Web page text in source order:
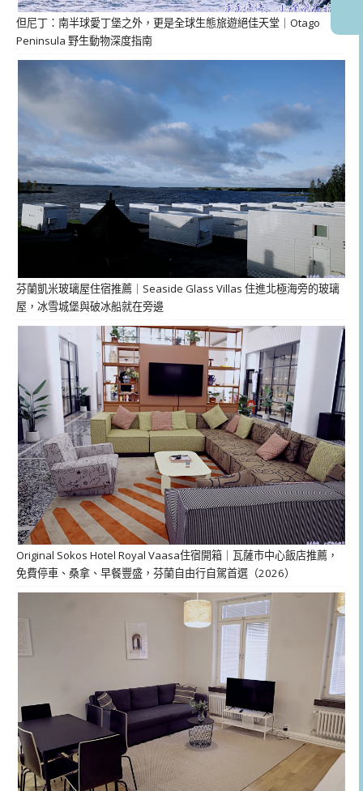
但尼丁：南半球愛丁堡之外，更是全球生態旅遊絕佳天堂｜Otago
Peninsula 野生動物深度指南
芬蘭凱米玻璃屋住宿推薦｜Seaside Glass Villas 住進北極海旁的玻璃
屋，冰雪城堡與破冰船就在旁邊
Original Sokos Hotel Royal Vaasa住宿開箱｜瓦薩市中心飯店推薦，
免費停車、桑拿、早餐豐盛，芬蘭自由行自駕首選（2026）